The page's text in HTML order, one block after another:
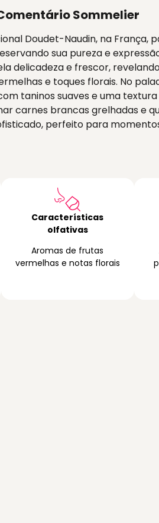
Sommelier
Doudet-Naudin, na França,
sua pureza e
delicadeza e frescor,
e toques florais. No
taninos suaves e uma
carnes brancas grelhadas e
perfeito para
Características
olfativas
Aromas de frutas
vermelhas e notas florais